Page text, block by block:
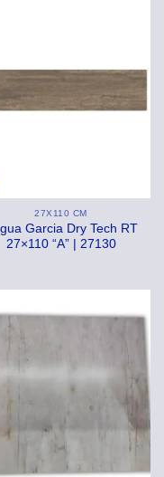
27X110 CM
Garcia Dry Tech RT
27×110 “A” | 27130